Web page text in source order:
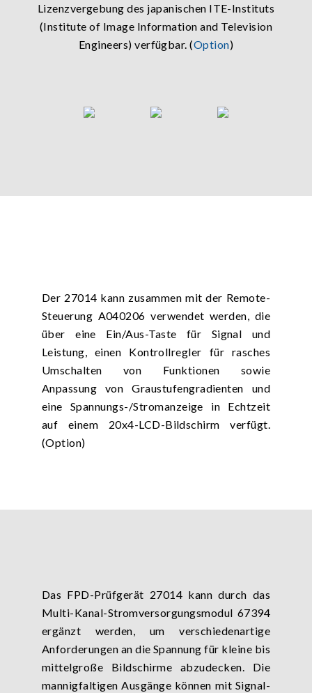
Lizenzvergebung des japanischen ITE-Instituts
(Institute of Image Information and Television
Engineers) verfügbar. (Option)
Der 27014 kann zusammen mit der Remote-
Steuerung A040206 verwendet werden, die
über eine Ein/Aus-Taste für Signal und
Leistung, einen Kontrollregler für rasches
Umschalten von Funktionen sowie
Anpassung von Graustufengradienten und
eine Spannungs-/Stromanzeige in Echtzeit
auf einem 20x4-LCD-Bildschirm verfügt.
(Option)
Das FPD-Prüfgerät 27014 kann durch das
Multi-Kanal-Stromversorgungsmodul 67394
ergänzt werden, um verschiedenartige
Anforderungen an die Spannung für kleine bis
mittelgroße Bildschirme abzudecken. Die
mannigfaltigen Ausgänge können mit Signal-